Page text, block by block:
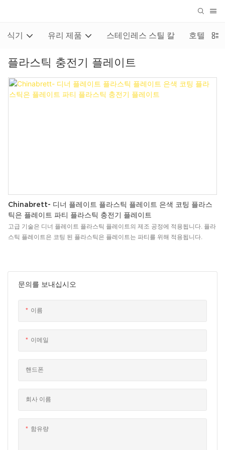
식기 유리 제품 스테인레스 스틸 칼 호텔/레
플라스틱 충전기 플레이트
문의를 보내십시오
이름
이메일
핸드폰
회사 이름
함유량
Chinabrett- 디너 플레이트 플라스틱 플레이트 은색 코팅 플라스
틱은 플레이트 파티 플라스틱 충전기 플레이트
고급 기술은 디너 플레이트 플라스틱 플레이트의 제조 공정에 적용됩니다. 플라
스틱 플레이트은 코팅 된 플라스틱은 플레이트는 파티를 위해 적용됩니다.